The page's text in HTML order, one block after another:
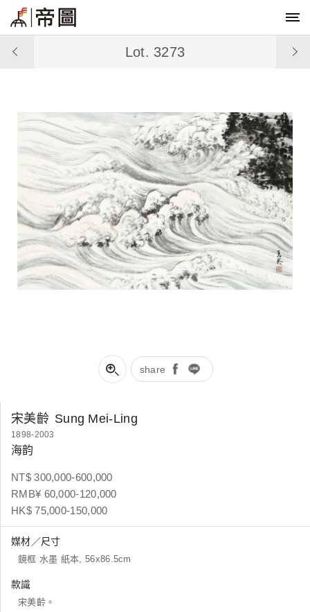
share
Lot. 3273
宋美齡 Sung Mei-Ling
1898-2003
海韵
NT$ 300,000-600,000
RMB¥ 60,000-120,000
HK$ 75,000-150,000
媒材／尺寸
鏡框 水墨 紙本, 56x86.5cm
款識
宋美齡。